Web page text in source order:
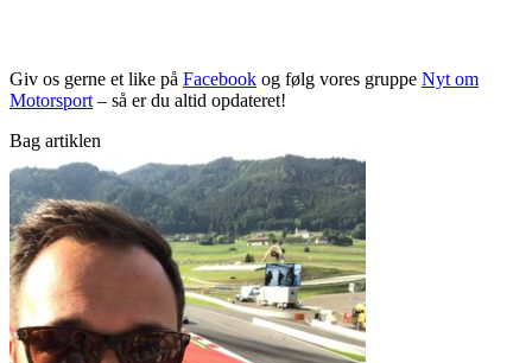
Giv os gerne et like på Facebook og følg vores gruppe Nyt om
Motorsport – så er du altid opdateret!
Bag artiklen